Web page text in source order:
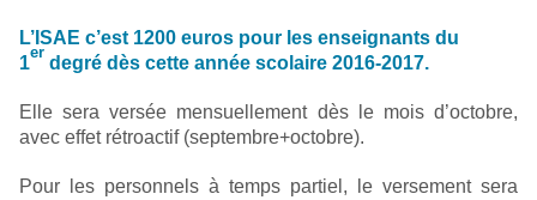
L’ISAE c’est 1200 euros pour les enseignants du
1
er
degré dès cette année scolaire 2016-2017.
Elle sera versée mensuellement dès le mois d’octobre,
avec effet rétroactif (septembre+octobre).
Pour les personnels à temps partiel, le versement sera